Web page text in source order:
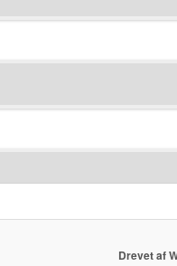
Drevet af